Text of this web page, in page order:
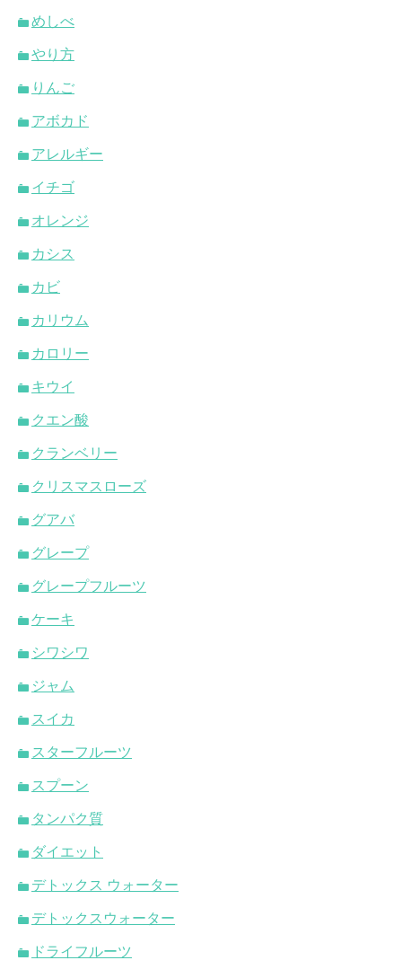
めしべ
やり方
りんご
アボカド
アレルギー
イチゴ
オレンジ
カシス
カビ
カリウム
カロリー
キウイ
クエン酸
クランベリー
クリスマスローズ
グアバ
グレープ
グレープフルーツ
ケーキ
シワシワ
ジャム
スイカ
スターフルーツ
スプーン
タンパク質
ダイエット
デトックス ウォーター
デトックスウォーター
ドライフルーツ